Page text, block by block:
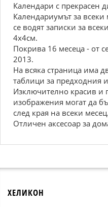
Календари с прекрасен
Календариумът за
се водят записки за
4х4см.
Покрива 16 месеца - от
2013.
На всяка страница има
таблици за предходния
Изключително красив и
изображения могат да
след края на всеки месец.
Отличен аксесоар за
ХЕЛИКОН